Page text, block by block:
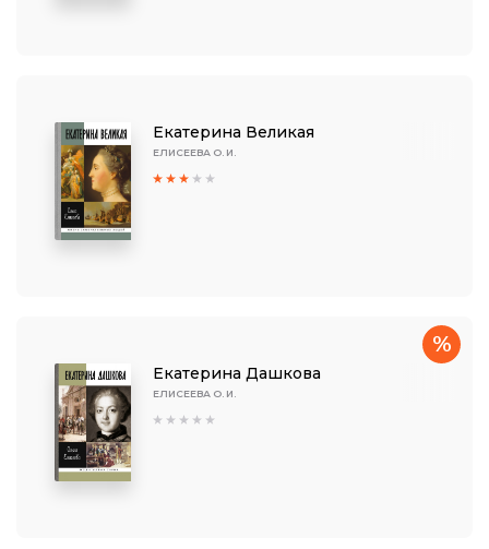
Екатерина Великая
ЕЛИСЕЕВА О. И.
Екатерина Дашкова
ЕЛИСЕЕВА О. И.
%